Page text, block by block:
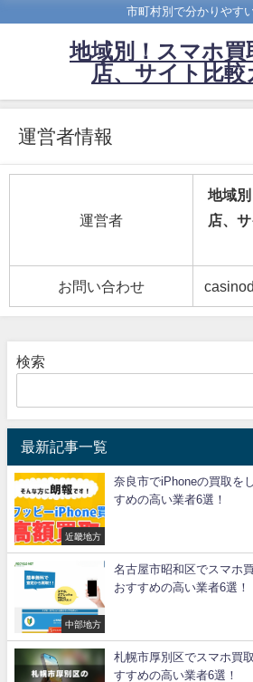
市町村別で分かりやす
地域別！スマホ買
店、サイト比較
運営者情報
運営者
地域
店、
お問い合わせ
検索
最新記事一覧
近畿地方
奈良市でiPhoneの買取を
すめの高い業者6選！
中部地方
名古屋市昭和区でスマホ
おすすめの高い業者6選！
札幌市厚別区でスマホ買
すすめの高い業者6選！